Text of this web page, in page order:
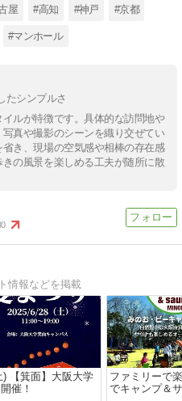
屋 #高知 #神戸 #京都
#マンホール
たシンプルさ
ルが特徴です。具体的な訪問地や
真や撮影のシーンを織り交ぜてい
き、現場の空気感や相棒の存在感
の風景を楽しめる工夫が随所に散
情報などを掲載
) 【箕面】大阪大学
催！
ファミリーで
でキャンプ＆